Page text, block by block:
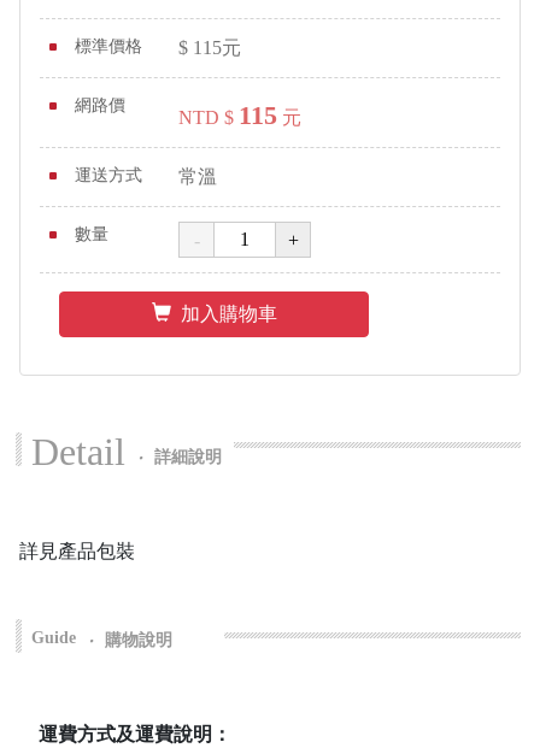
標準價格 $ 115元
網路價
NTD $ 115 元
運送方式 常溫
數量
加入購物車
Detail ‧ 詳細說明
詳見產品包裝
Guide ‧ 購物說明
運費方式及運費說明：